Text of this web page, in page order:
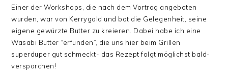
Einer der Workshops, die nach dem Vortrag angeboten
wurden, war von Kerrygold und bot die Gelegenheit, seine
eigene gewürzte Butter zu kreieren. Dabei habe ich eine
Wasabi Butter “erfunden”, die uns hier beim Grillen
superduper gut schmeckt- das Rezept folgt möglichst bald-
versporchen!